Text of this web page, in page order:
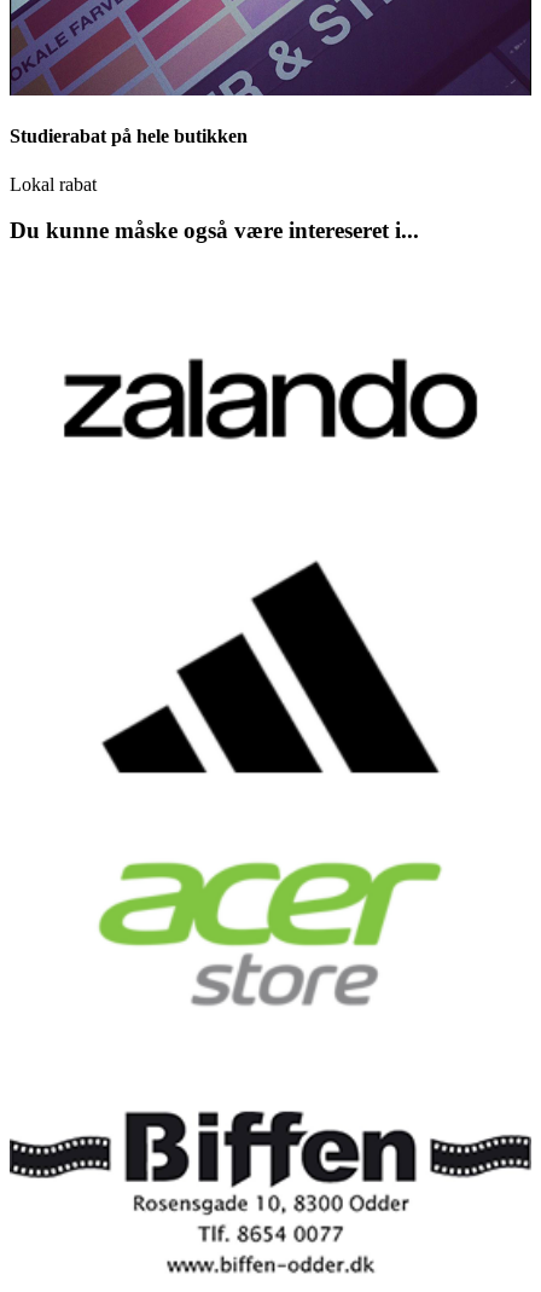
Studierabat på hele butikken
Lokal rabat
Du kunne måske også være intereseret i...